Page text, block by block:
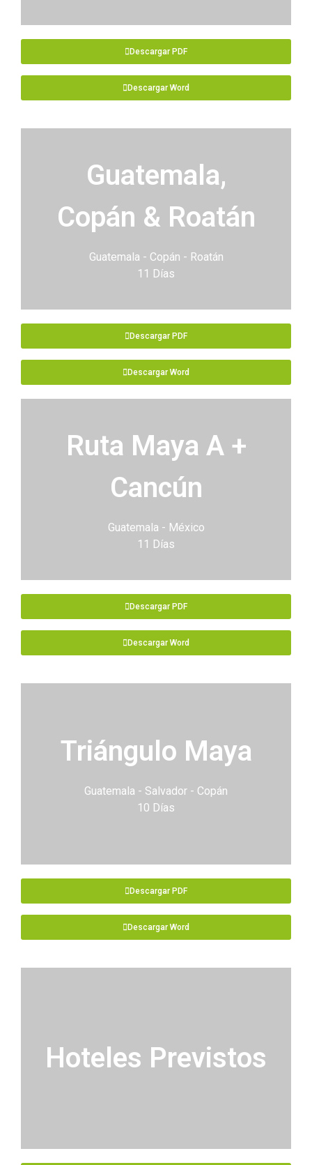
Descargar PDF
Descargar Word
Guatemala,
Copán & Roatán
Guatemala - Copán - Roatán
11 Días
Descargar PDF
Descargar Word
Ruta Maya A +
Cancún
Guatemala - México
11 Días
Descargar PDF
Descargar Word
Triángulo Maya
Guatemala - Salvador - Copán
10 Días
Descargar PDF
Descargar Word
Hoteles Previstos